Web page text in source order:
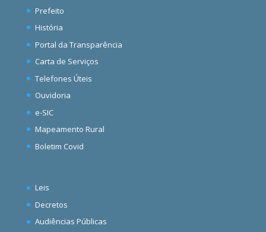
Prefeito
História
Portal da Transparência
Carta de Serviços
Telefones Úteis
Ouvidoria
e-SIC
Mapeamento Rural
Boletim Covid
Leis
Decretos
Audiências Públicas